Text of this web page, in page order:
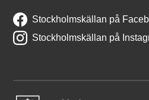
Stockholmskällan på
Stockholmskällan på